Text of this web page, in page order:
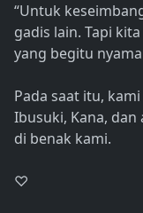
“Untuk
gadis lain. Tapi
yang begitu
Pada saat itu,
Ibusuki, Kana,
di benak kami.
♡